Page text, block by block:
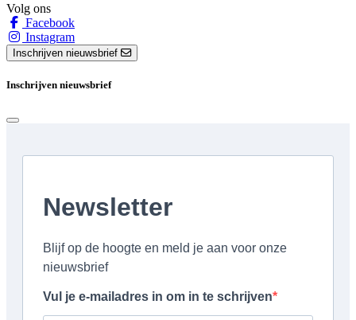
Volg ons
Facebook
Instagram
Inschrijven nieuwsbrief
Inschrijven nieuwsbrief